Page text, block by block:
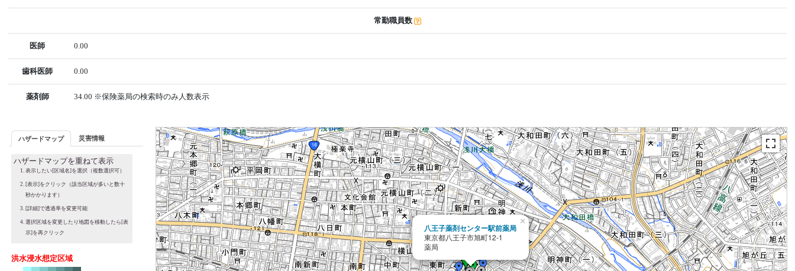
常勤職員数
医師 0.00
歯科医師 0.00
薬剤師 34.00 ※保険薬局の検索時のみ人数表示
ハザードマップ 災害情報
ハザードマップを重ねて表示
表示したい[区域名]を選択（複数選択可）
[表示]をクリック（該当区域が多いと数十
秒かかります）
[詳細]で透過率を変更可能
選択区域を変更したり地図を移動したら[表
示]を再クリック
洪水浸水想定区域
八王子薬剤センター駅前薬局
東京都八王子市旭町12-1
薬局
×